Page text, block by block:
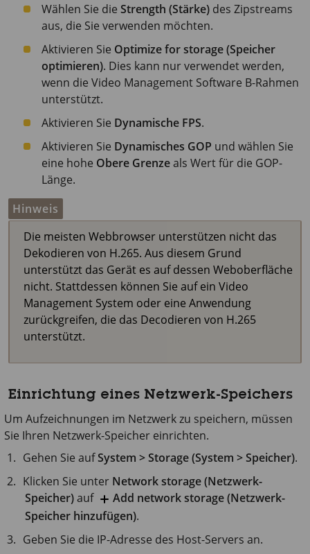
Wählen Sie die Strength (Stärke) des Zipstreams
aus, die Sie verwenden möchten.
Aktivieren Sie Optimize for storage (Speicher
optimieren). Dies kann nur verwendet werden,
wenn die Video Management Software B-Rahmen
unterstützt.
Aktivieren Sie Dynamische FPS.
Aktivieren Sie Dynamisches GOP und wählen Sie
eine hohe Obere Grenzeals Wert für die GOP-
Länge.
Hinweis
Die meisten Webbrowser unterstützen nicht das
Dekodieren von H.265. Aus diesem Grund
unterstützt das Gerät es auf dessen Weboberfläche
nicht. Stattdessen können Sie auf ein Video
Management System oder eine Anwendung
zurückgreifen, die das Decodieren von H.265
unterstützt.
Einrichtung eines Netzwerk-Speichers
Um Aufzeichnungen im Netzwerk zu speichern, müssen
Sie Ihren Netzwerk-Speicher einrichten.
Gehen Sie aufSystem > Storage (System > Speicher).
Klicken Sie unter Network storage (Netzwerk-
Speicher)auf
Add network storage (Netzwerk-
Speicher hinzufügen).
Geben Sie die IP-Adresse des Host-Servers an.